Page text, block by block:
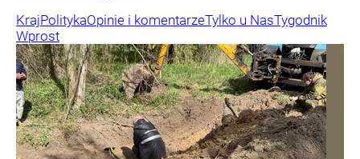
KrajPolitykaOpinie i komentarzeTylko u NasTygodnik
Wprost